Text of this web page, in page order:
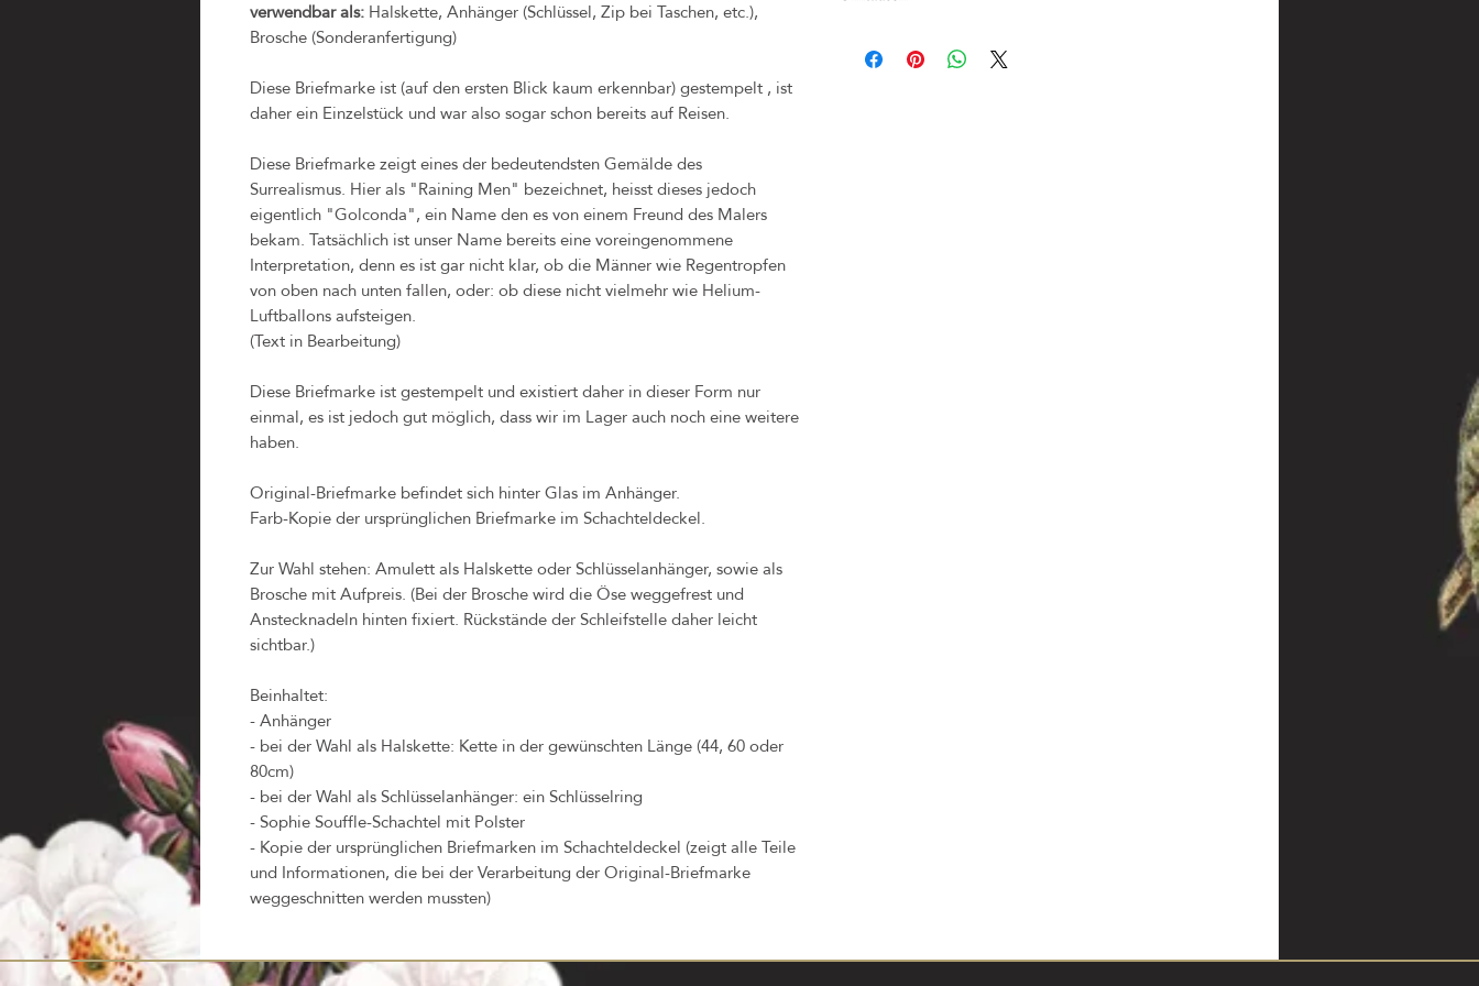
verwendbar als:Halskette, Anhänger (Schlüssel, Zip bei Taschen, etc.),
Brosche (Sonderanfertigung)
Diese Briefmarke ist (auf den ersten Blick kaum erkennbar) gestempelt , ist
daher ein Einzelstück und war also sogar schon bereits auf Reisen.
Diese Briefmarke zeigt eines der bedeutendsten Gemälde des
Surrealismus. Hier als "Raining Men" bezeichnet, heisst dieses jedoch
eigentlich "Golconda", ein Name den es von einem Freund des Malers
bekam. Tatsächlich ist unser Name bereits eine voreingenommene
Interpretation, denn es ist gar nicht klar, ob die Männer wie Regentropfen
von oben nach unten fallen, oder: ob diese nicht vielmehr wie Helium-
Luftballons aufsteigen.
(Text in Bearbeitung)
Diese Briefmarke ist gestempelt und existiert daher in dieser Form nur
einmal, es ist jedoch gut möglich, dass wir im Lager auch noch eine weitere
haben.
Original-Briefmarke befindet sich hinter Glas im Anhänger.
Farb-Kopie der ursprünglichen Briefmarke im Schachteldeckel.
Zur Wahl stehen: Amulett als Halskette oder Schlüsselanhänger, sowie als
Brosche mit Aufpreis. (Bei der Brosche wird die Öse weggefrest und
Anstecknadeln hinten fixiert. Rückstände der Schleifstelle daher leicht
sichtbar.)
Beinhaltet:
- Anhänger
- bei der Wahl als Halskette: Kette in der gewünschten Länge (44, 60 oder
80cm)
- bei der Wahl als Schlüsselanhänger: ein Schlüsselring
- Sophie Souffle-Schachtel mit Polster
- Kopie der ursprünglichen Briefmarken im Schachteldeckel (zeigt alle Teile
und Informationen, die bei der Verarbeitung der Original-Briefmarke
weggeschnitten werden mussten)
(z.B. bei Märkten) innerhalb von 14 Tagen zurückgegeben - oder